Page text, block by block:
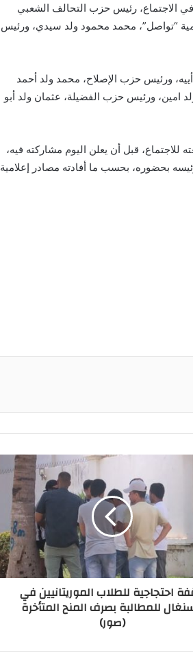
الاجتماع، رئيس حزب التحالف الشعبي
“تواصل”، محمد محمود ولد سيدي، ورئيس
ورئيس حزب الإصلاح، محمد ولد أحمد
امين، ورئيس حزب الفضيلة، عثمان ولد أبو
قبل أن يعلن اليوم مشاركته فيه،
بحضوره، بحسب ما أفادته مصادر إعلامية
احتجاجية للطلاب الموريتانيين في
للمطالبة بصرف المنح المتأخرة
(صور)